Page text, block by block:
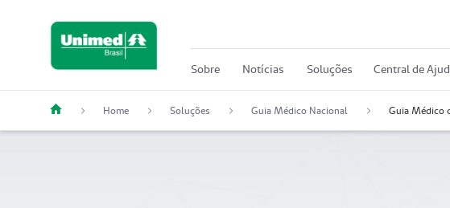
Sobre Notícias Soluções Central de
Home Soluções Guia Médico Nacional Guia Médico